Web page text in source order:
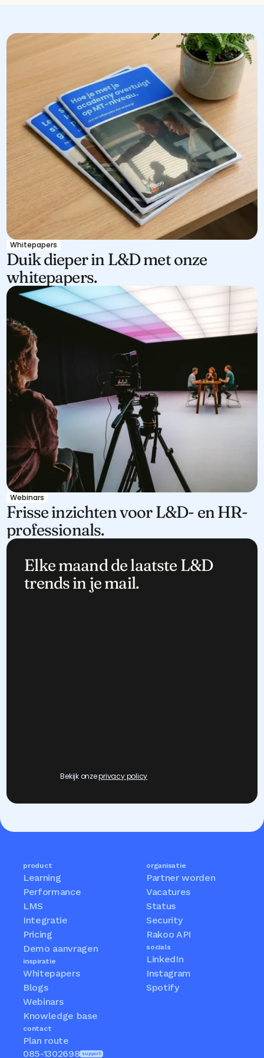
Whitepapers
Duik dieper in L&D met onze
whitepapers.
Webinars
Frisse inzichten voor L&D- en HR-
professionals.
Elke maand de laatste L&D
trends in je mail.
Bekijk onze privacy policy
product
Learning
Performance
LMS
Integratie
Pricing
Demo aanvragen
inspiratie
Whitepapers
Blogs
Webinars
Knowledge base
contact
Plan route
085-1302698 support
organisatie
Partner worden
Vacatures
Status
Security
Rakoo API
socials
LinkedIn
Instagram
Spotify